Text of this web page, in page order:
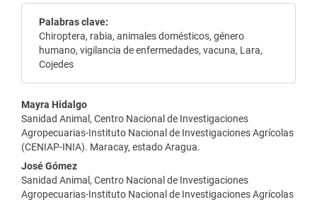
Palabras clave:
Chiroptera, rabia, animales domésticos, género
humano, vigilancia de enfermedades, vacuna, Lara,
Cojedes
Contenido
principal
del
artículo
Mayra Hidalgo
Sanidad Animal, Centro Nacional de Investigaciones
Agropecuarias-Instituto Nacional de Investigaciones Agrícolas
(CENIAP-INIA). Maracay, estado Aragua.
José Gómez
Sanidad Animal, Centro Nacional de Investigaciones
Agropecuarias-Instituto Nacional de Investigaciones Agrícolas